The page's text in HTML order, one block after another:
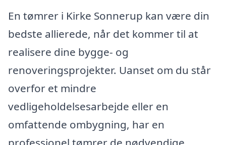
En tømrer i Kirke Sonnerup kan være din
bedste allierede, når det kommer til at
realisere dine bygge- og
renoveringsprojekter. Uanset om du står
overfor et mindre
vedligeholdelsesarbejde eller en
omfattende ombygning, har en